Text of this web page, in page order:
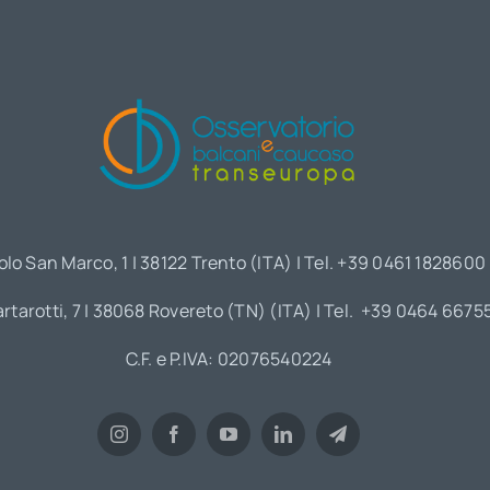
San Marco, 1 | 38122 Trento (ITA) | Tel. +39 0461 1828600
7 | 38068 Rovereto (TN) (ITA) | Tel. +39 0464
C.F. e P.IVA: 02076540224